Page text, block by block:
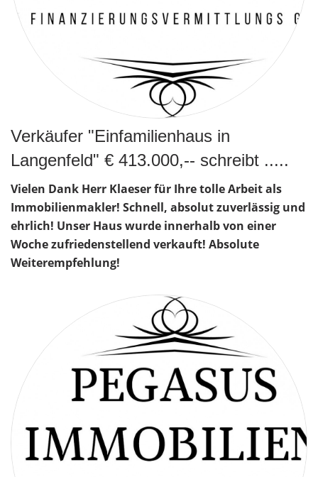
Verkäufer "Einfamilienhaus in
Langenfeld" € 413.000,-- schreibt .....
Vielen Dank Herr Klaeser für Ihre tolle Arbeit als
Immobilienmakler! Schnell, absolut zuverlässig und
ehrlich! Unser Haus wurde innerhalb von einer
Woche zufriedenstellend verkauft! Absolute
Weiterempfehlung!